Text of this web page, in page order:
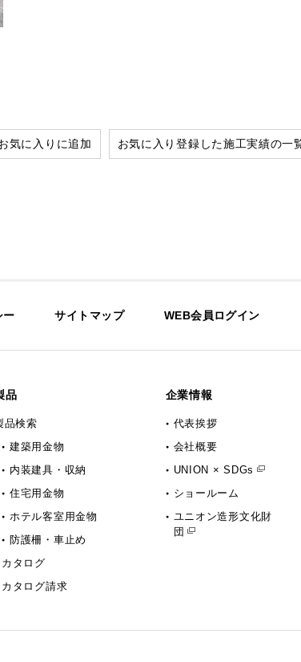
気に入りに追加 お気に入り登録した施工実績の一
ー サイトマップ WEB会員ログイン
品
品検索
建築用金物
内装建具・収納
住宅用金物
ホテル客室用金物
防護柵・車止め
カタログ
カタログ請求
企業情報
代表挨拶
会社概要
UNION × SDGs
ショールーム
ユニオン造形文化財
団